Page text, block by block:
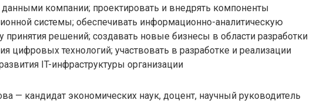
данными компании; проектировать и внедрять компоненты
системы; обеспечивать информационно-аналитическую
принятия решений; создавать новые бизнесы в области разработки
цифровых технологий; участвовать в разработке и реализации
IT-инфраструктуры организации
— кандидат экономических наук, доцент, научный руководитель